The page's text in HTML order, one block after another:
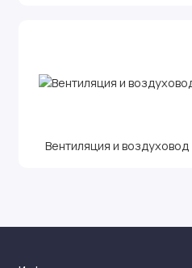
Вентиляция и воздуховод